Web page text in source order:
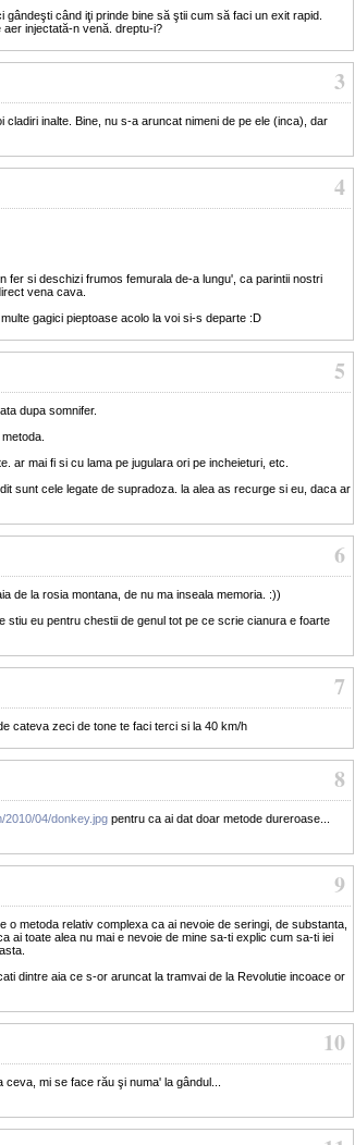
când iţi prinde bine să ştii cum să faci un exit rapid.
injectată-n venă. dreptu-i?
3
cladiri inalte. Bine, nu s-a aruncat nimeni de pe ele (inca), dar
4
fer si deschizi frumos femurala de-a lungu', ca parintii nostri
vena cava.
gagici pieptoase acolo la voi si-s departe :D
5
dupa somnifer.
ar mai fi si cu lama pe jugulara ori pe incheieturi, etc.
sunt cele legate de supradoza. la alea as recurge si eu, daca ar
6
de la rosia montana, de nu ma inseala memoria. :))
stiu eu pentru chestii de genul tot pe ce scrie cianura e foarte
7
cateva zeci de tone te faci terci si la 40 km/h
8
2010/04/donkey.jpg pentru ca ai dat doar metode dureroase...
9
o metoda relativ complexa ca ai nevoie de seringi, de substanta,
ai toate alea nu mai e nevoie de mine sa-ti explic cum sa-ti iei
dintre aia ce s-or aruncat la tramvai de la Revolutie incoace or
10
mi se face rău şi numa' la gândul...